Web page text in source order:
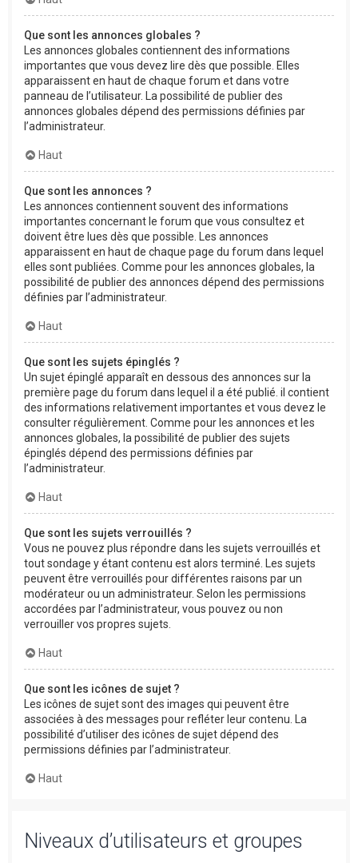
Que sont les annonces globales ?
Les annonces globales contiennent des informations
importantes que vous devez lire dès que possible. Elles
apparaissent en haut de chaque forum et dans votre
panneau de l’utilisateur. La possibilité de publier des
annonces globales dépend des permissions définies par
l’administrateur.
Haut
Que sont les annonces ?
Les annonces contiennent souvent des informations
importantes concernant le forum que vous consultez et
doivent être lues dès que possible. Les annonces
apparaissent en haut de chaque page du forum dans lequel
elles sont publiées. Comme pour les annonces globales, la
possibilité de publier des annonces dépend des permissions
définies par l’administrateur.
Haut
Que sont les sujets épinglés ?
Un sujet épinglé apparaît en dessous des annonces sur la
première page du forum dans lequel il a été publié. il contient
des informations relativement importantes et vous devez le
consulter régulièrement. Comme pour les annonces et les
annonces globales, la possibilité de publier des sujets
épinglés dépend des permissions définies par
l’administrateur.
Haut
Que sont les sujets verrouillés ?
Vous ne pouvez plus répondre dans les sujets verrouillés et
tout sondage y étant contenu est alors terminé. Les sujets
peuvent être verrouillés pour différentes raisons par un
modérateur ou un administrateur. Selon les permissions
accordées par l’administrateur, vous pouvez ou non
verrouiller vos propres sujets.
Haut
Que sont les icônes de sujet ?
Les icônes de sujet sont des images qui peuvent être
associées à des messages pour refléter leur contenu. La
possibilité d’utiliser des icônes de sujet dépend des
permissions définies par l’administrateur.
Haut
Niveaux d’utilisateurs et groupes